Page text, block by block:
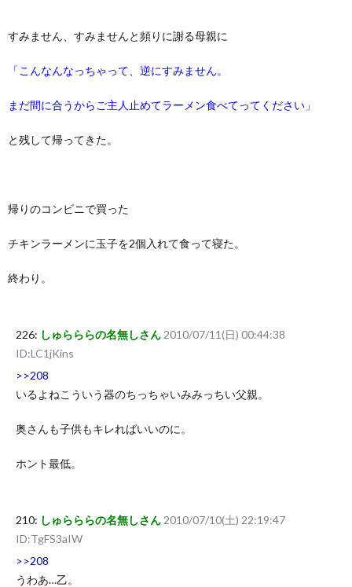
すみません、すみませんと頻りに謝る母親に
「こんなんなっちゃって、逆にすみません。
まだ間に合うからご主人止めてラーメン食べてってください」
と残して帰ってきた。
帰りのコンビニで買った
チキンラーメンに玉子を2個入れて食って寝た。
終わり。
226: しゅらららの名無しさん 2010/07/11(日) 00:44:38
ID:LC1jKins
>>208
いるよねこういう器のちっちゃいみみっちい父親。
奥さんも子供もキレればいいのに。
ホント最低。
210: しゅらららの名無しさん 2010/07/10(土) 22:19:47
ID:TgFS3aIW
>>208
うわあ…乙。